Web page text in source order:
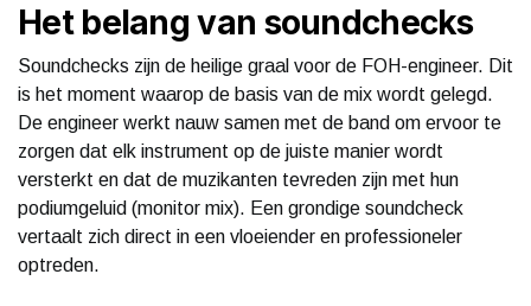
Het belang van soundchecks
Soundchecks zijn de heilige graal voor de FOH-engineer. Dit
is het moment waarop de basis van de mix wordt gelegd.
De engineer werkt nauw samen met de band om ervoor te
zorgen dat elk instrument op de juiste manier wordt
versterkt en dat de muzikanten tevreden zijn met hun
podiumgeluid (monitor mix). Een grondige soundcheck
vertaalt zich direct in een vloeiender en professioneler
optreden.